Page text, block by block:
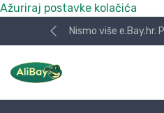
Ažuriraj postavke kolačića
Nismo više e.Bay.hr.